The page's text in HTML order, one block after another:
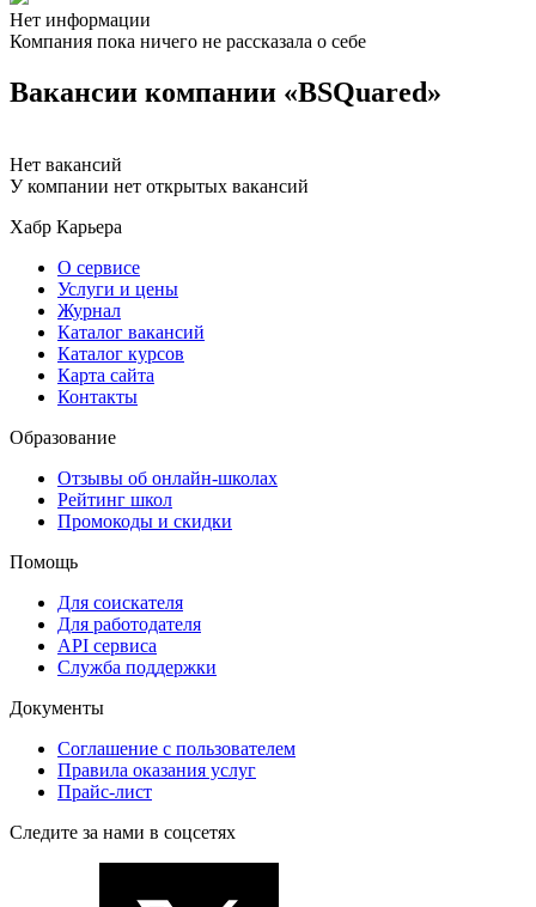
Нет информации
Компания пока ничего не рассказала о себе
Вакансии компании «BSQuared»
Нет вакансий
У компании нет открытых вакансий
Хабр Карьера
О сервисе
Услуги и цены
Журнал
Каталог вакансий
Каталог курсов
Карта сайта
Контакты
Образование
Отзывы об онлайн-школах
Рейтинг школ
Промокоды и скидки
Помощь
Для соискателя
Для работодателя
API сервиса
Служба поддержки
Документы
Соглашение с пользователем
Правила оказания услуг
Прайс-лист
Следите за нами в соцсетях